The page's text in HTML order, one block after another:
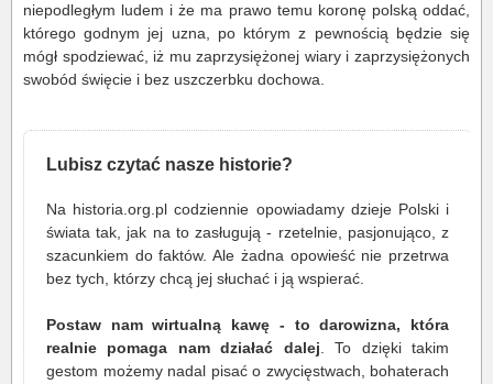
niepodległym ludem i że ma prawo temu koronę polską oddać,
którego godnym jej uzna, po którym z pewnością będzie się
mógł spodziewać, iż mu zaprzysiężonej wiary i zaprzysiężonych
swobód święcie i bez uszczerbku dochowa.
Lubisz czytać nasze historie?
Na historia.org.pl codziennie opowiadamy dzieje Polski i
świata tak, jak na to zasługują - rzetelnie, pasjonująco, z
szacunkiem do faktów. Ale żadna opowieść nie przetrwa
bez tych, którzy chcą jej słuchać i ją wspierać.
Postaw nam wirtualną kawę - to darowizna, która
realnie pomaga nam działać dalej . To dzięki takim
gestom możemy nadal pisać o zwycięstwach, bohaterach